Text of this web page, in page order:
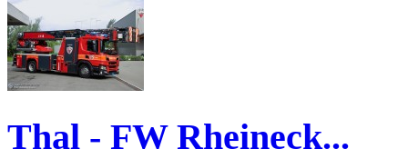
Thal - FW Rheineck...